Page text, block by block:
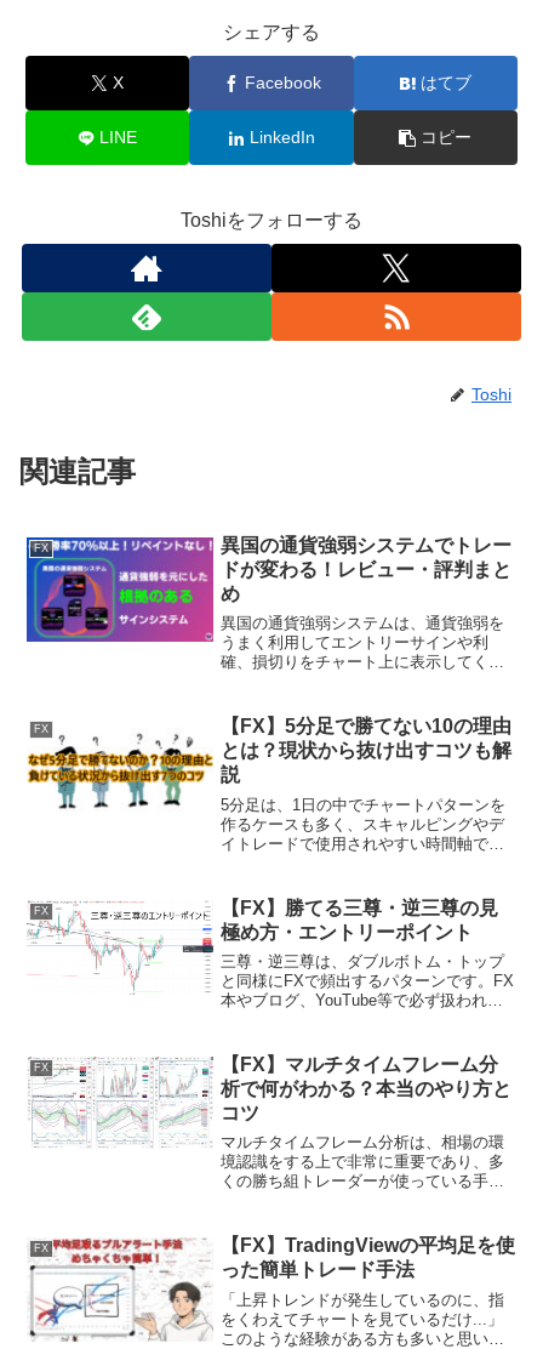
シェアする
X Facebook はてブ
LINE LinkedIn コピー
Toshiをフォローする
Toshi
関連記事
FX
異国の通貨強弱システムでトレー
ドが変わる！レビュー・評判まと
め
異国の通貨強弱システムは、通貨強弱を
うまく利用してエントリーサインや利
確、損切りをチャート上に表示してくれ
トレードにおいて重要な要素のひとつに
なります。しかし、実際のト...
FX
【FX】5分足で勝てない10の理由
とは？現状から抜け出すコツも解
説
5分足は、1日の中でチャートパターンを
作るケースも多く、スキャルピングやデ
イトレードで使用されやすい時間軸で
ことがないという方は少ないでしょう。
しかし、5分足は短期足...
FX
【FX】勝てる三尊・逆三尊の見
極め方・エントリーポイント
三尊・逆三尊は、ダブルボトム・トップ
と同様にFXで頻出するパターンです。FX
本やブログ、YouTube等で必ず扱われる
しょうか？ しかし、実際のチャートで三
尊・逆三尊を...
FX
【FX】マルチタイムフレーム分
析で何がわかる？本当のやり方と
コツ
マルチタイムフレーム分析は、相場の環
境認識をする上で非常に重要であり、多
くの勝ち組トレーダーが使っている手法
いのかわからないという方もいるのでは
ないでしょうか？ 今回は、...
FX
【FX】TradingViewの平均足を使
った簡単トレード手法
「上昇トレンドが発生しているのに、指
をくわえてチャートを見ているだけ...」
このような経験がある方も多いと思いま